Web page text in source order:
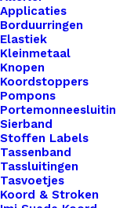
Applicaties
Borduurringen
Elastiek
Kleinmetaal
Knopen
Koordstoppers
Pompons
Sierband
Stoffen Labels
Tassenband
Tassluitingen
Tasvoetjes
Koord & Stroken
Nog meer